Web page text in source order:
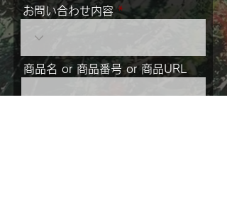
最新の在庫状況掲載に努めておりますが、お
問い合わせ時に売約済みの場合はご容赦くだ
さい。
お問い合わせ内容
商品名 or 商品番号 or 商品URL